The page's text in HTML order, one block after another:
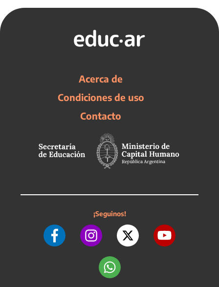
Acerca de
Condiciones de uso
Contacto
¡Seguinos!